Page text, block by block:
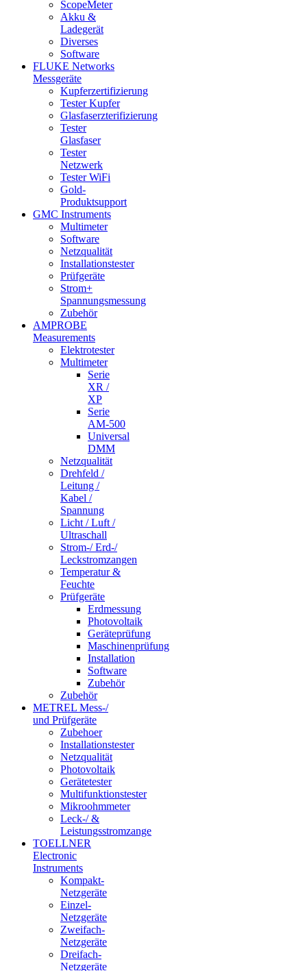
ScopeMeter
Akku &
Ladegerät
Diverses
Software
FLUKE Networks
Messgeräte
Kupferzertifizierung
Tester Kupfer
Glasfaserzterifizierung
Tester
Glasfaser
Tester
Netzwerk
Tester WiFi
Gold-
Produktsupport
GMC Instruments
Multimeter
Software
Netzqualität
Installationstester
Prüfgeräte
Strom+
Spannungsmessung
Zubehör
AMPROBE
Measurements
Elektrotester
Multimeter
Serie
XR /
XP
Serie
AM-500
Universal
DMM
Netzqualität
Drehfeld /
Leitung /
Kabel /
Spannung
Licht / Luft /
Ultraschall
Strom-/ Erd-/
Leckstromzangen
Temperatur &
Feuchte
Prüfgeräte
Erdmessung
Photovoltaik
Geräteprüfung
Maschinenprüfung
Installation
Software
Zubehör
Zubehör
METREL Mess-/
und Prüfgeräte
Zubehoer
Installationstester
Netzqualität
Photovoltaik
Gerätetester
Multifunktionstester
Mikroohmmeter
Leck-/ &
Leistungsstromzange
TOELLNER
Electronic
Instruments
Kompakt-
Netzgeräte
Einzel-
Netzgeräte
Zweifach-
Netzgeräte
Dreifach-
Netzgeräte